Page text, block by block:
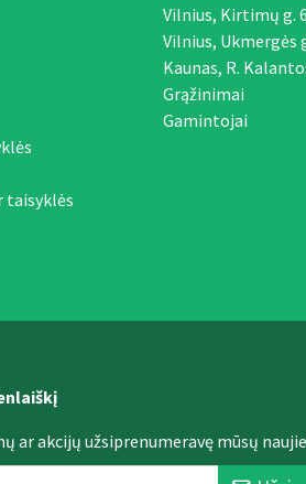
taisyklės
Vilnius, Kirtimų g.
Vilnius, Ukmergės
Kaunas, R.
Grąžinimai
Gamintojai
ar akcijų užsiprenumeravę mūsų